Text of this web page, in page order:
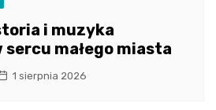
i muzyka
sercu małego miasta
1 sierpnia 2026